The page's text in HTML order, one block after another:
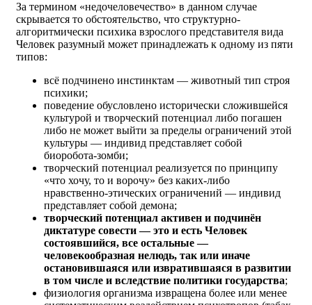
За термином «недочеловечество» в данном случае
скрывается то обстоятельство, что структурно-
алгоритмически психика взрослого представителя вида
Человек разумный может принадлежать к одному из пяти
типов:
всё подчинено инстинктам — животный тип строя
психики;
поведение обусловлено исторически сложившейся
культурой и творческий потенциал либо погашен
либо не может выйти за пределы ограничений этой
культуры — индивид представляет собой
биоробота-зомби;
творческий потенциал реализуется по принципу
«что хочу, то и ворочу» без каких-либо
нравственно-этических ограничений — индивид
представляет собой демона;
творческий потенциал активен и подчинён
диктатуре совести — это и есть Человек
состоявшийся, все остальные —
человекообразная нелюдь, так или иначе
остановившаяся или извратившаяся в развитии
в том числе и вследствие политики государства;
физиология организма извращена более или менее